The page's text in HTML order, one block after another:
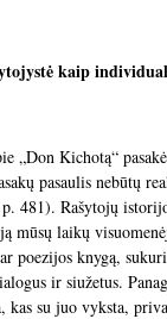
kaip
„Don Kichotą“
pasaulis nebūtų
481). Rašytojų
mūsų laikų
poezijos knygą,
ir siužetus.
kas su juo vyksta,